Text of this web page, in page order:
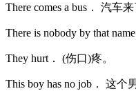
There comes a bus． 汽车来
There is nobody by that
They hurt． (伤口)疼。
This boy has no job． 这个